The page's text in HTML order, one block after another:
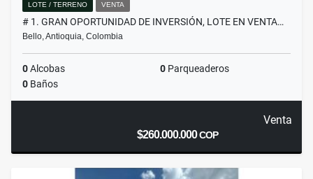
LOTE / TERRENO VENTA
# 1. GRAN OPORTUNIDAD DE INVERSIÓN, LOTE EN VENTA…
Bello, Antioquia, Colombia
0Alcobas 0 Parqueaderos
0 Baños
Venta
$260.000.000COP